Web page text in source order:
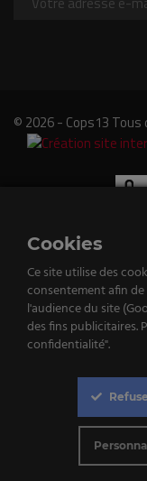
© 2026 - Cops13
Cookies
Ce site utilise des
consentement afin
l'audience du site
des fins publicitaires.
confidentialité".